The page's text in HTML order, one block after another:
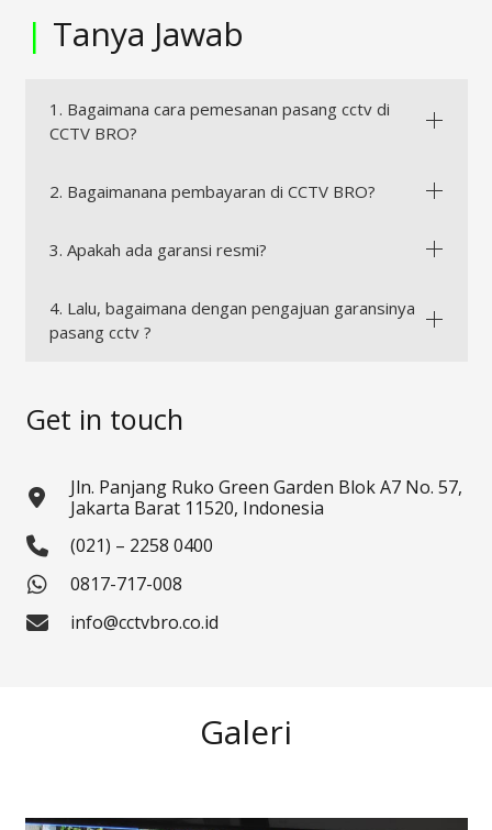
| Tanya Jawab
1. Bagaimana cara pemesanan pasang cctv di
CCTV BRO?
2. Bagaimanana pembayaran di CCTV BRO?
3. Apakah ada garansi resmi?
4. Lalu, bagaimana dengan pengajuan garansinya
pasang cctv ?
Get in touch
Jln. Panjang Ruko Green Garden Blok A7 No. 57,
Jakarta Barat 11520, Indonesia
(021) – 2258 0400
0817-717-008
info@cctvbro.co.id
Galeri